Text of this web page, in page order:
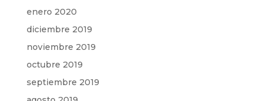
enero 2020
diciembre 2019
noviembre 2019
octubre 2019
septiembre 2019